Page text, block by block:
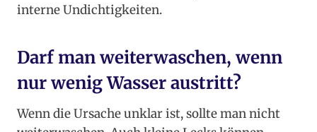
interne Undichtigkeiten.
Darf man weiterwaschen, wenn
nur wenig Wasser austritt?
Wenn die Ursache unklar ist, sollte man nicht